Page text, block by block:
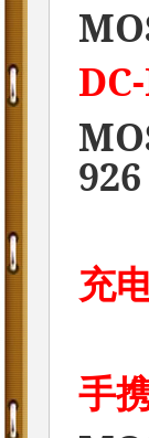
926
充
手